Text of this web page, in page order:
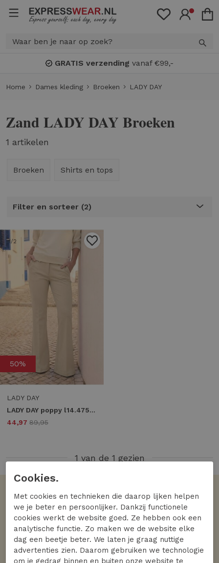
GRATIS verzending vanaf €99,-
Home Dames kleding Broeken LADY DAY
Zand LADY DAY Broeken
1 artikelen
Broeken Shirts en tops
Filter en sorteer 2
1/2
50%
LADY DAY
LADY DAY poppy l14.475.3106 Broek sand
44,97 89,95
1 van de 1 gezien
Volgens jullie
De favoriete merken
Bekijk alle merken
Cookies.
Met cookies en technieken die daarop lijken helpen
we je beter en persoonlijker. Dankzij functionele
cookies werkt de website goed. Ze hebben ook een
analytische functie. Zo maken we de website elke
dag een beetje beter. We laten je graag nuttige
advertenties zien. Daarom gebruiken we technologie
om je gedrag binnen en buiten onze website te